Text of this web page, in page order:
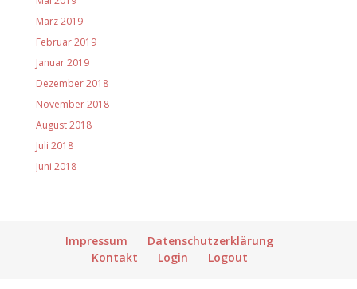
März 2019
Februar 2019
Januar 2019
Dezember 2018
November 2018
August 2018
Juli 2018
Juni 2018
Impressum
Datenschutzerklärung
Kontakt
Login Logout